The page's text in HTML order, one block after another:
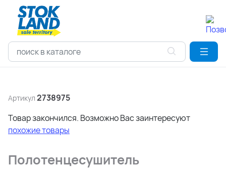
Артикул 2738975
Товар закончился. Возможно Вас заинтересуют
похожие товары
Полотенцесушитель